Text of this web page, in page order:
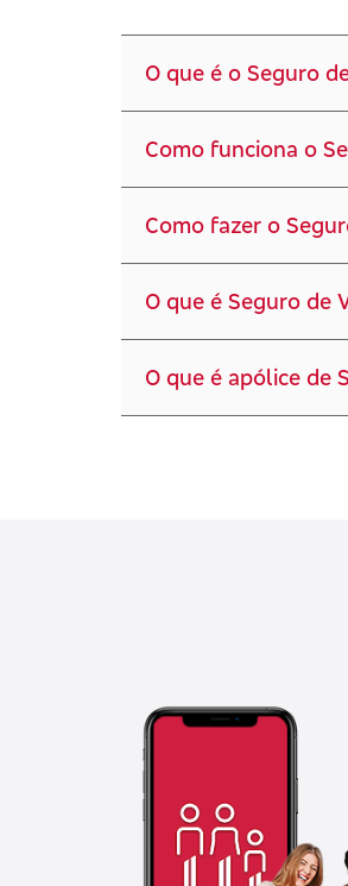
O que é o Seguro
Como funciona o
Como fazer o
O que é Seguro de
O que é apólice de